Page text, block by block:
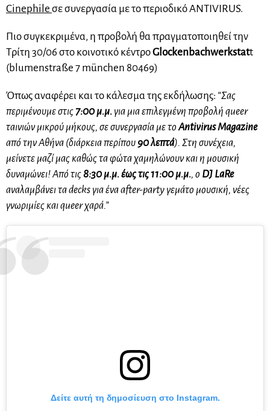
Cinephile σε συνεργασία με το περιοδικό ANTIVIRUS.
Πιο συγκεκριμένα, η προβολή θα πραγματοποιηθεί την
Τρίτη 30/06 στο κοινοτικό κέντροGlockenbachwerkstatt
(blumenstraße 7 münchen 80469)
Όπως αναφέρει και το κάλεσμα της εκδήλωσης: “Σας
περιμένουμε στις 7:00 μ.μ. για μια επιλεγμένη προβολή queer
ταινιών μικρού μήκους, σε συνεργασία με τοAntivirus Magazine
από την Αθήνα (διάρκεια περίπου 90 λεπτά). Στη συνέχεια,
μείνετε μαζί μας καθώς τα φώτα χαμηλώνουν και η μουσική
δυναμώνει! Από τις8:30 μ.μ. έως τις 11:00 μ.μ., ο DJ LaRe
αναλαμβάνει τα decks για ένα after-party γεμάτο μουσική, νέες
γνωριμίες και queer χαρά.”
Δείτε αυτή τη δημοσίευση στο Instagram.